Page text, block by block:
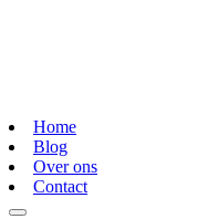
Home
Blog
Over ons
Contact